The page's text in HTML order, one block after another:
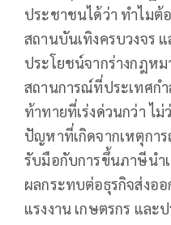
ประชาชนได้ว่า ทำไมต้
สถานบันเทิงครบวงจร
ประโยชน์จากร่างกฎห
สถานการณ์ที่ประเทศก
ท้าทายที่เร่งด่วนกว่า ไ
ปัญหาที่เกิดจากเหตุกา
รับมือกับการขึ้นภาษีนำ
ผลกระทบต่อธุรกิจส่งอ
แรงงาน เกษตรกร แล